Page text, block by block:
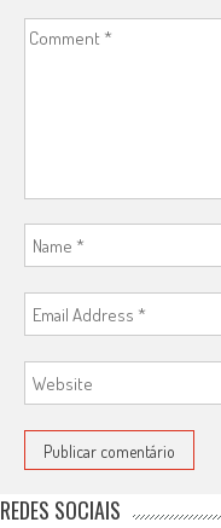
REDES SOCIAIS